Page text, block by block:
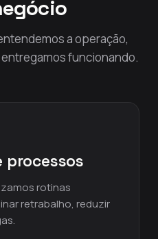
a operação,
funcionando.
processos
rotinas
retrabalho, reduzir